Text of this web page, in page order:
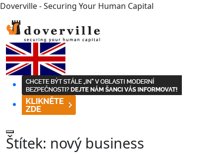
Doverville - Securing Your Human Capital
Štítek: nový business